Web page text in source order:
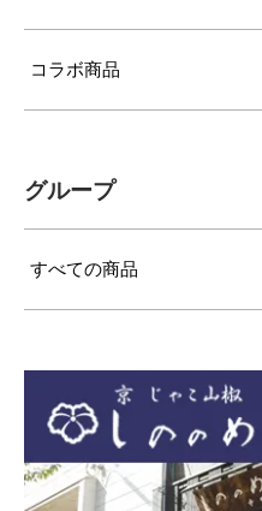
コラボ商品
グループ
すべての商品